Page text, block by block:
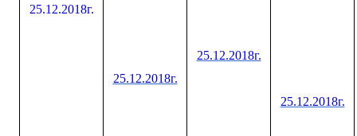
25.12.2018г.
25.12.2018г.
25.12.2018г.
25.12.2018г.